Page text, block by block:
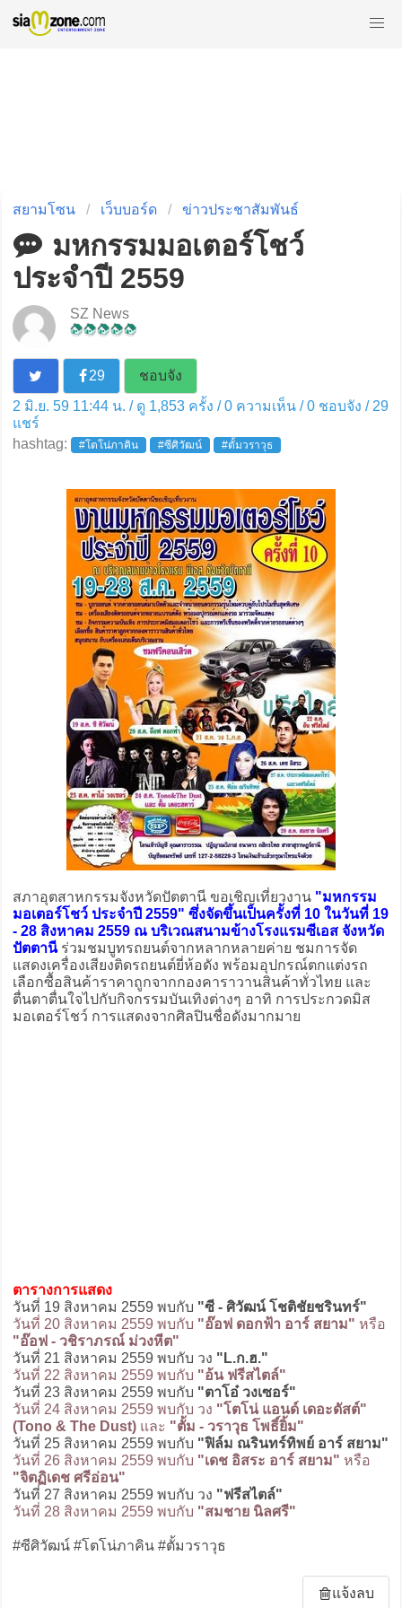
สยามโซน เว็บบอร์ด ข่าวประชาสัมพันธ์
มหกรรมมอเตอร์โชว์
ประจำปี 2559
SZ News
29
ชอบจัง
2 มิ.ย. 59 11:44 น. / ดู 1,853 ครั้ง / 0 ความเห็น /0ชอบจัง / 29
แชร์
hashtag:
#โตโน่ภาคิน #ซีศิวัฒน์ #ตั้มวราวุธ
สภาอุตสาหกรรมจังหวัดปัตตานี ขอเชิญเที่ยวงาน "มหกรรม
มอเตอร์โชว์ ประจำปี 2559" ซึ่งจัดขึ้นเป็นครั้งที่ 10 ในวันที่ 19
- 28 สิงหาคม 2559 ณ บริเวณสนามข้างโรงแรมซีเอส จังหวัด
ปัตตานีร่วมชมบูทรถยนต์จากหลากหลายค่าย ชมการจัด
แสดงเครื่องเสียงติดรถยนต์ยี่ห้อดัง พร้อมอุปกรณ์ตกแต่งรถ
เลือกซื้อสินค้าราคาถูกจากกองคาราวานสินค้าทั่วไทย และ
ตื่นตาตื่นใจไปกับกิจกรรมบันเทิงต่างๆ อาทิ การประกวดมิส
มอเตอร์โชว์ การแสดงจากศิลปินชื่อดังมากมาย
ตารางการแสดง
วันที่ 19 สิงหาคม 2559 พบกับ "ซี - ศิวัฒน์ โชติชัยชรินทร์"
วันที่ 20 สิงหาคม 2559 พบกับ "อ๊อฟ ดอกฟ้า อาร์ สยาม" หรือ
"อ๊อฟ - วชิราภรณ์ ม่วงหีต"
วันที่ 21 สิงหาคม 2559 พบกับ วง "L.ก.ฮ."
วันที่ 22 สิงหาคม 2559 พบกับ "อ้น ฟรีสไตล์"
วันที่ 23 สิงหาคม 2559 พบกับ "ตาโอ๋ วงเซอร์"
วันที่ 24 สิงหาคม 2559 พบกับ วง "โตโน่ แอนด์ เดอะดัสต์"
(Tono & The Dust)และ "ตั้ม - วราวุธ โพธิ์ยิ้ม"
วันที่ 25 สิงหาคม 2559 พบกับ "ฟิล์ม ณรินทร์ทิพย์ อาร์ สยาม"
วันที่ 26 สิงหาคม 2559 พบกับ "เดช อิสระ อาร์ สยาม" หรือ
"จิตฏิเดช ศรีอ่อน"
วันที่ 27 สิงหาคม 2559 พบกับ วง "ฟรีสไตล์"
วันที่ 28 สิงหาคม 2559 พบกับ "สมชาย นิลศรี"
#ซีศิวัฒน์ #โตโน่ภาคิน #ตั้มวราวุธ
แจ้งลบ